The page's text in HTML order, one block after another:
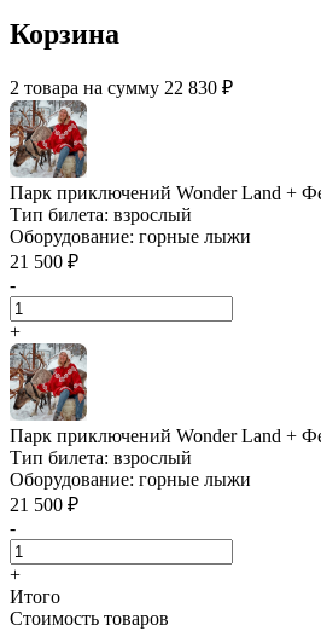
Корзина
2 товара на сумму 22 830 ₽
Парк приключений Wonder Land +
Тип билета: взрослый
Оборудование: горные лыжи
21 500 ₽
-
+
Парк приключений Wonder Land +
Тип билета: взрослый
Оборудование: горные лыжи
21 500 ₽
-
+
Итого
Стоимость товаров